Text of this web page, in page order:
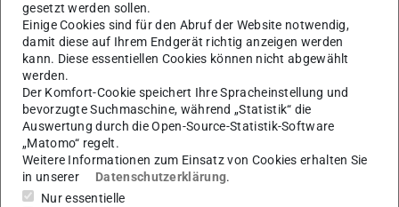
Kontakt
nasiru.bagudu@lea.tu-...
+49-6151-16-20595
+49-6151-16-20595
S3|21 201
gesetzt werden sollen.
Einige Cookies sind für den Abruf der Website notwendig,
damit diese auf Ihrem Endgerät richtig anzeigen werden
kann. Diese essentiellen Cookies können nicht abgewählt
werden.
Der Komfort-Cookie speichert Ihre Spracheinstellung und
bevorzugte Suchmaschine, während „Statistik“ die
Auswertung durch die Open-Source-Statistik-Software
„Matomo“ regelt.
Weitere Informationen zum Einsatz von Cookies erhalten Sie
in unserer
Datenschutzerklärung.
Nur essentielle